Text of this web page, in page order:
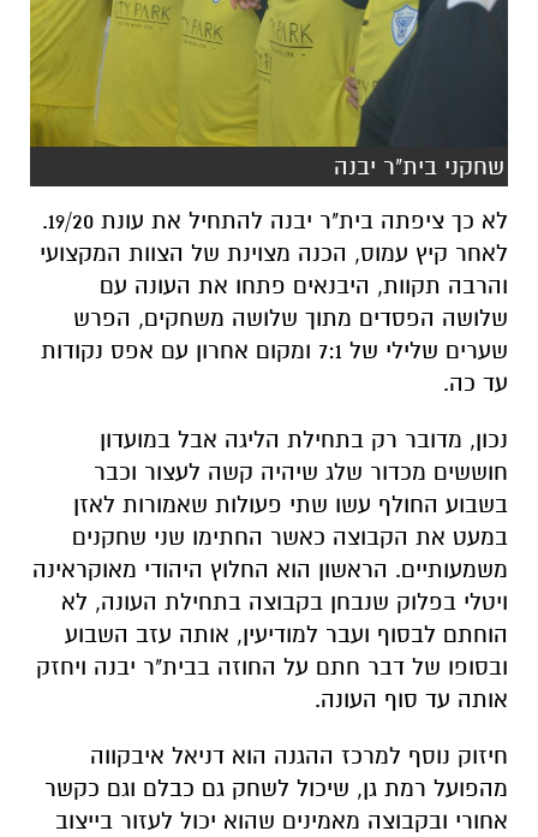
שחקני בית"ר יבנה
לא כך ציפתה בית"ר יבנה להתחיל את עונת 19/20.
לאחר קיץ עמוס, הכנה מצוינת של הצוות המקצועי
והרבה תקוות, היבנאים פתחו את העונה עם
שלושה הפסדים מתוך שלושה משחקים, הפרש
שערים שלילי של 7:1 ומקום אחרון עם אפס נקודות
עד כה.
נכון, מדובר רק בתחילת הליגה אבל במועדון
חוששים מכדור שלג שיהיה קשה לעצור וכבר
בשבוע החולף עשו שתי פעולות שאמורות לאזן
במעט את הקבוצה כאשר החתימו שני שחקנים
משמעותיים. הראשון הוא החלוץ היהודי מאוקראינה
ויטלי בפלוק שנבחן בקבוצה בתחילת העונה, לא
הוחתם לבסוף ועבר למודיעין, אותה עזב השבוע
ובסופו של דבר חתם על החוזה בבית"ר יבנה ויחזק
אותה עד סוף העונה.
חיזוק נוסף למרכז ההגנה הוא דניאל איבקווה
מהפועל רמת גן, שיכול לשחק גם כבלם וגם כקשר
אחורי ובקבוצה מאמינים שהוא יכול לעזור בייצוב